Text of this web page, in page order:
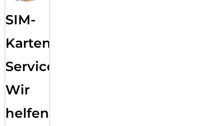
SIM-
Karten
Service:
Wir
helfen